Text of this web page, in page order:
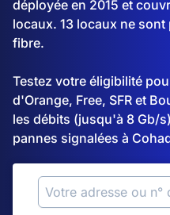
déployée en 2015 et
locaux. 13 locaux ne
fibre.
Testez votre éligibilité
d'Orange, Free, SFR et
les débits (jusqu'à 8 Gb/
pannes signalées à